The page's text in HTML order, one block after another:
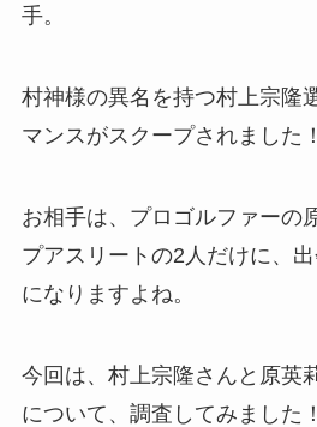
手。
村神様の異名を持つ村上宗隆
マンスがスクープされました！
お相手は、プロゴルファーの
プアスリートの2人だけに、
になりますよね。
今回は、村上宗隆さんと原英
について、調査してみました